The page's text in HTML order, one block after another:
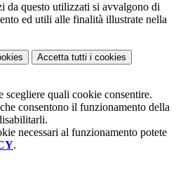
da questo utilizzati si avvalgono di
ed utili alle finalità illustrate nella
Accetta tutti i cookies
scegliere quali cookie consentire.
consentono il funzionamento della
necessari al funzionamento potete
.